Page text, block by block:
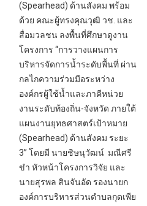
(Spearhead) ด้านสังคม พร้อม
ด้วย คณะผู้ทรงคุณวุฒิ วช. และ
สื่อมวลชน ลงพื้นที่ศึกษาดูงาน
โครงการ “การวางแผนการ
บริหารจัดการน้ำระดับพื้นที่ ผ่าน
กลไกความร่วมมือระหว่าง
องค์กรผู้ใช้น้ำและภาคีหน่วย
งานระดับท้องถิ่น-จังหวัด ภายใต้
แผนงานยุทธศาสตร์เป้าหมาย
(Spearhead) ด้านสังคม ระยะ
3” โดยมี นายชิษนุวัฒน์ มณีศรี
ขำ หัวหน้าโครงการวิจัย และ
นายสุรพล สินจันอัด รองนายก
องค์การบริหารส่วนตําบลกุดเพีย